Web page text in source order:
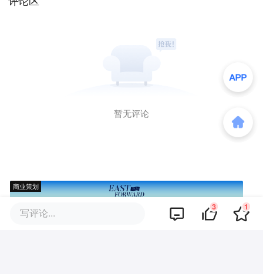
暂无评论
商业策划
写评论... 3 1